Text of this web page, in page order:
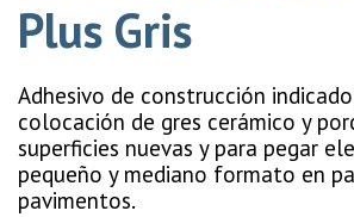
Plus Gris
Adhesivo de construcción
colocación de gres cerámico y
superficies nuevas y para pegar
pequeño y mediano formato en
pavimentos.